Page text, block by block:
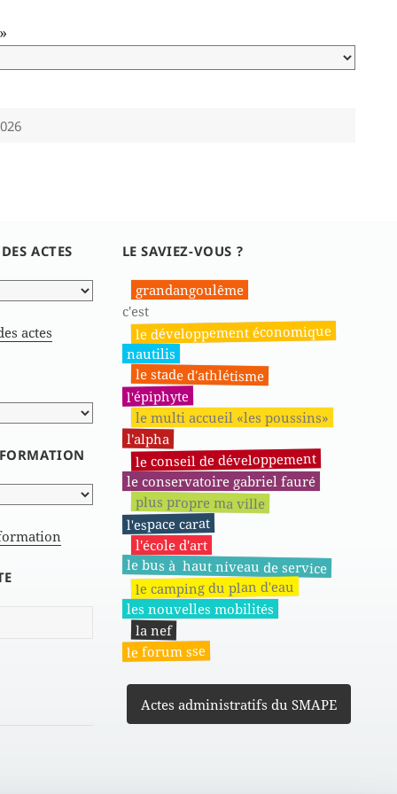
ACTES
actes
LE SAVIEZ-VOUS ?
grandangoulême
c'est
le développement économique
nautilis
le stade d'athlétisme
l'épiphyte
le multi accueil «les poussins»
l'alpha
le conseil de développement
le conservatoire gabriel fauré
plus propre ma ville
l'espace carat
l'école d'art
le bus à haut niveau de service
le camping du plan d'eau
les nouvelles mobilités
la nef
le forum sse
Actes administratifs du SMAPE